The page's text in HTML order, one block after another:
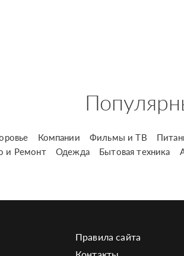
Компании Фильмы и ТВ
и Ремонт
Одежда Бытовая техника
Правила сайта